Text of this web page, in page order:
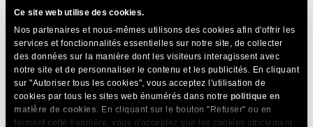
Ce site web utilise des cookies.
Nos partenaires et nous-mêmes utilisons des cookies afin d'offrir les
services et fonctionnalités essentielles sur notre site, de collecter
des données sur la manière dont les visiteurs interagissent avec
notre site et de personnaliser le contenu et les publicités. En cliquant
sur "Autoriser tous les cookies", vous acceptez l'utilisation de
cookies par tous les sites web énumérés dans notre politique en
matière de cookies. En cliquant sur le bouton "Refuser" ou en
fermant cette bannière, vous n'acceptez que les cookies strictement
qui la coche devient un lead pour des recommandations
dans cette catégorie, pas seulement pour ce produit.
Si vous vendez des services plutôt que des produits,
vous pouvez adapter la même idée comme liste
d’attente pour des services complets ou des